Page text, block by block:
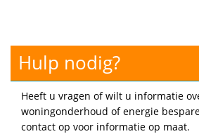
Hulp nodig?
Heeft u vragen of wilt u informatie
woningonderhoud of energie
contact op voor informatie op maat.